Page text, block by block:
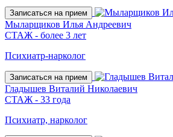
Записаться на прием
Мыларщиков Илья Андреевич
СТАЖ - более 3 лет
Психиатр-нарколог
Записаться на прием
Гладышев Виталий Николаевич
СТАЖ - 33 года
Психиатр, нарколог